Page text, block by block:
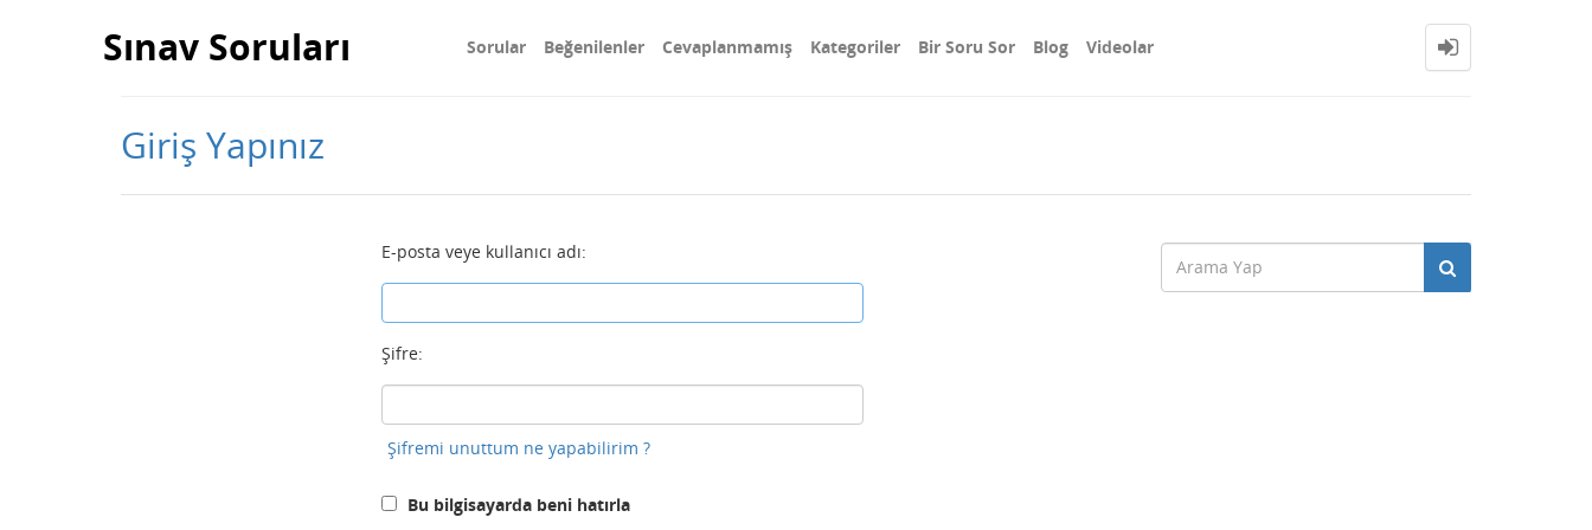
Sınav Soruları Sorular Beğenilenler Cevaplanmamış Kategoriler Bir Soru Sor Blog Videolar
Giriş Yapınız
E-posta veye kullanıcı adı:
Şifre:
Şifremi unuttum ne yapabilirim ?
Bu bilgisayarda beni hatırla